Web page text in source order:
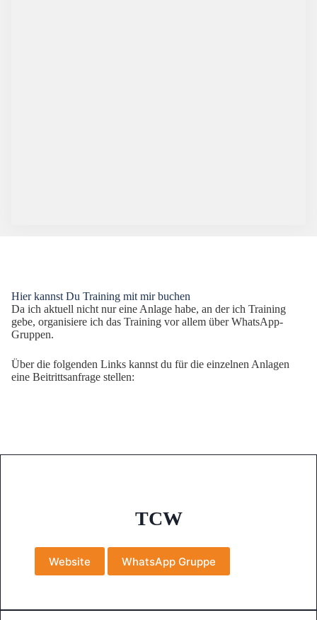
Hier kannst Du Training mit mir buchen
Da ich aktuell nicht nur eine Anlage habe, an der ich Training
gebe, organisiere ich das Training vor allem über WhatsApp-
Gruppen.
Über die folgenden Links kannst du für die einzelnen Anlagen
eine Beitrittsanfrage stellen:
TCW
Website WhatsApp Gruppe